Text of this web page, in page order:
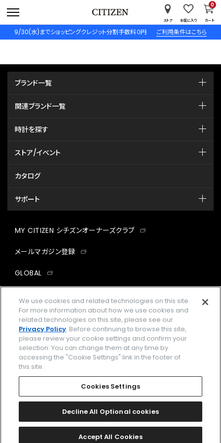
9/30(水)までショッピングクレジット分割手数料０円 ご利用条件はこちら
ストア お気に入り カート
0
ブランド一覧
関連ブランド一覧
時計を探す
ストア/イベント
カタログ
サポート
MY CITIZEN シチズンオーナーズクラブ
メールマガジン登録
GLOBAL
facebookinstagramtwitter
企業情報 ご利用規約
プライバシーポリシー Cookies Settings
Amazon PayはAmazon.com, Inc.またはその関連会社の商標です。
2026 CITIZEN WATCH CO., LTD.
We use cookies and related technologies on this site.
For more information about how we use cookies and
related technologies on this site, please see our
Privacy Policy. Before continuing to browse this site,
please review your cookie settings and confirm your
selection. You can change them at any time by
accessing the "Cookie Settings" link in the footer of
this site.
Cookies Settings
Decline All Optional cookies
Accept All Cookies